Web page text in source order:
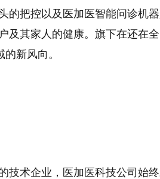
的把控以及医加医智能问诊机
及其家人的健康。旗下在还在
的新风向。
技术企业，医加医科技公司始